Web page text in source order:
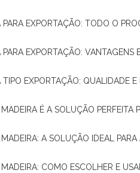
PARA EXPORTAÇÃO: TODO O
PARA EXPORTAÇÃO: VANTAGENS
TIPO EXPORTAÇÃO: QUALIDADE
MADEIRA É A SOLUÇÃO
MADEIRA: A SOLUÇÃO IDEAL
MADEIRA: COMO ESCOLHER E